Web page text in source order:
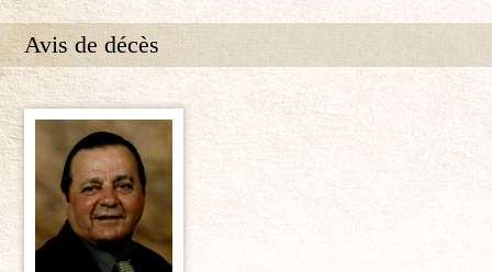
Avis de décès